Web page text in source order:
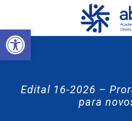
Abrir a barra de ferramentas
Edital 16-2026 –
para